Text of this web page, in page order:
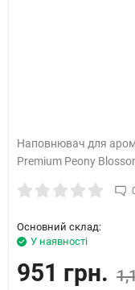
Наповнювач для
Premium Peony
Основний склад:
У наявності
951 грн.